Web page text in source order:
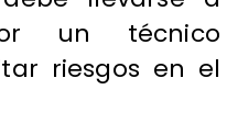
un técnico
riesgos en el